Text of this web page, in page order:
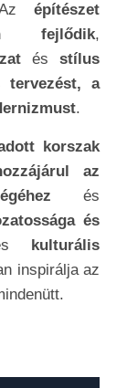
építészet
fejlődik,
ésstílus
tervezést, a
.
korszak
az
és
és
kulturális
inspirálja az